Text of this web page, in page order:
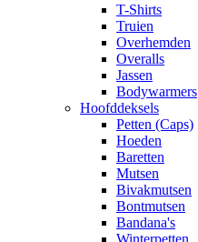
T-Shirts
Truien
Overhemden
Overalls
Jassen
Bodywarmers
Hoofddeksels
Petten (Caps)
Hoeden
Baretten
Mutsen
Bivakmutsen
Bontmutsen
Bandana's
Winterpetten